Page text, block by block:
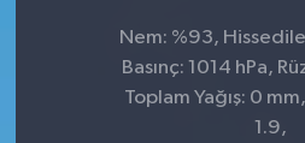
Nem: %93,
Basınç: 1014 hPa,
Toplam Yağış: 0
1.9,